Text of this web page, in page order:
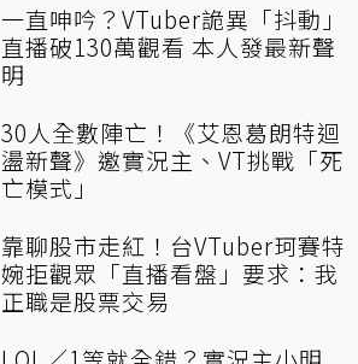
一直呻吟？VTuber詭異「抖動」
直播破130萬觀看 本人發最新聲
明
30人全數陣亡！《艾恩葛朗特迴
盪新聲》邀實況主、VT挑戰「死
亡模式」
靠聊股市走紅！台VTuber珂賽特
婉拒觀眾「直播看盤」要求：我
正職是股票交易